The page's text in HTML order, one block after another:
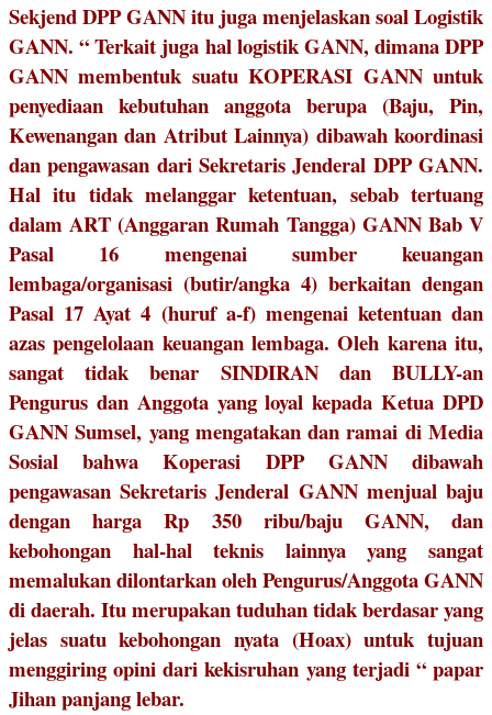
Sekjend DPP GANN itu juga menjelaskan soal Logistik
GANN. “ Terkait juga hal logistik GANN, dimana DPP
GANN membentuk suatu KOPERASI GANN untuk
penyediaan kebutuhan anggota berupa (Baju, Pin,
Kewenangan dan Atribut Lainnya) dibawah koordinasi
dan pengawasan dari Sekretaris Jenderal DPP GANN.
Hal itu tidak melanggar ketentuan, sebab tertuang
dalam ART (Anggaran Rumah Tangga) GANN Bab V
Pasal 16 mengenai sumber keuangan
lembaga/organisasi (butir/angka 4) berkaitan dengan
Pasal 17 Ayat 4 (huruf a-f) mengenai ketentuan dan
azas pengelolaan keuangan lembaga. Oleh karena itu,
sangat tidak benar SINDIRAN dan BULLY-an
Pengurus dan Anggota yang loyal kepada Ketua DPD
GANN Sumsel, yang mengatakan dan ramai di Media
Sosial bahwa Koperasi DPP GANN dibawah
pengawasan Sekretaris Jenderal GANN menjual baju
dengan harga Rp 350 ribu/baju GANN, dan
kebohongan hal-hal teknis lainnya yang sangat
memalukan dilontarkan oleh Pengurus/Anggota GANN
di daerah. Itu merupakan tuduhan tidak berdasar yang
jelas suatu kebohongan nyata (Hoax) untuk tujuan
menggiring opini dari kekisruhan yang terjadi “ papar
Jihan panjang lebar.